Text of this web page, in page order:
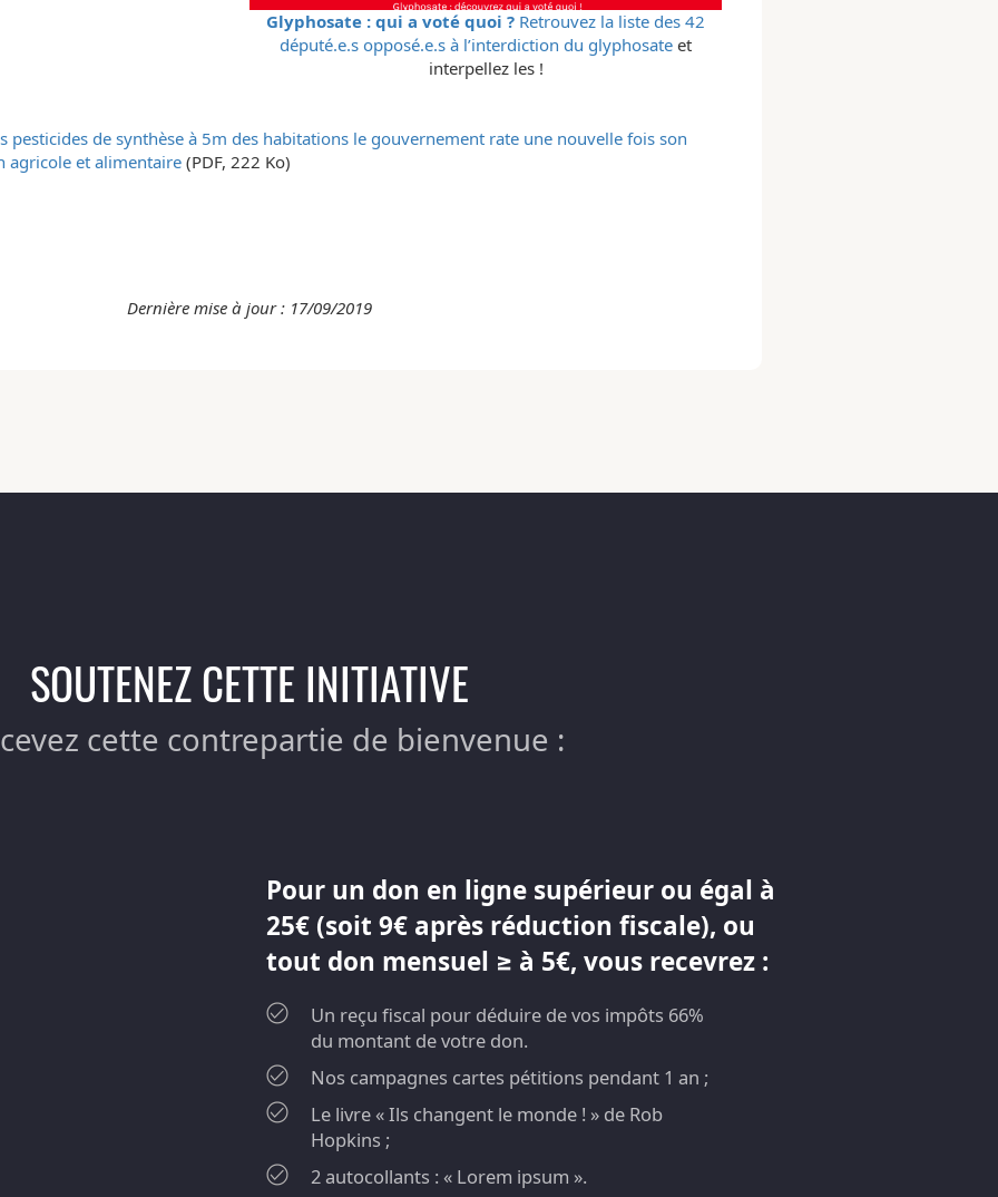
Glyphosate : qui a voté quoi ? Retrouvez la liste des 42
député.e.s opposé.e.s à l’interdiction du glyphosate et
interpellez les !
pesticides de synthèse à 5m des habitations le gouvernement rate une nouvelle fois son
agricole et alimentaire (PDF, 222 Ko)
Dernière mise à jour : 17/09/2019
SOUTENEZ CETTE INITIATIVE
cette contrepartie de bienvenue :
Pour un don en ligne supérieur ou égal à
25€ (soit 9€ après réduction fiscale), ou
tout don mensuel ≥ à 5€, vous recevrez :
Un reçu fiscal pour déduire de vos impôts 66%
du montant de votre don.
Nos campagnes cartes pétitions pendant 1 an ;
Le livre « Ils changent le monde ! » de Rob
Hopkins ;
2 autocollants : « Lorem ipsum ».